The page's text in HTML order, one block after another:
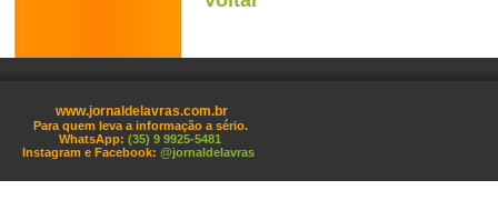
www.jornaldelavras.com.br
Para quem leva a informação a sério.
WhatsApp: (35) 9 9925-5481
Instagram e Facebook: @jornaldelavras